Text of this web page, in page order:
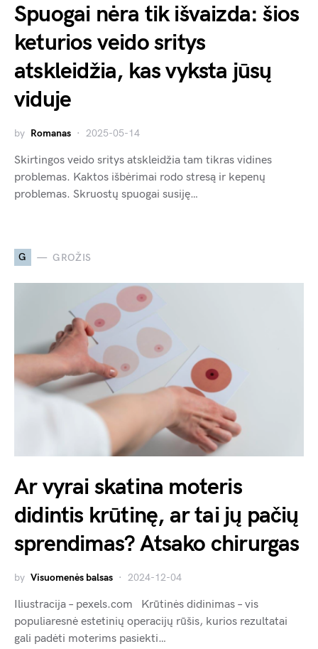
Spuogai nėra tik išvaizda: šios
keturios veido sritys
atskleidžia, kas vyksta jūsų
viduje
by Romanas 2025-05-14
Skirtingos veido sritys atskleidžia tam tikras vidines
problemas. Kaktos išbėrimai rodo stresą ir kepenų
problemas. Skruostų spuogai susiję…
G GROŽIS
Ar vyrai skatina moteris
didintis krūtinę, ar tai jų pačių
sprendimas? Atsako chirurgas
by Visuomenės balsas 2024-12-04
Iliustracija – pexels.com Krūtinės didinimas – vis
populiaresnė estetinių operacijų rūšis, kurios rezultatai
gali padėti moterims pasiekti…